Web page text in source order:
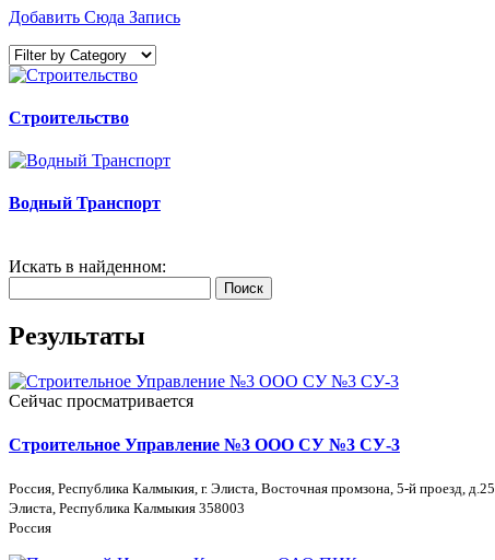
Добавить Сюда Запись
Строительство
Водный Транспорт
Искать в найденном:
Поиск
Результаты
Сейчас просматривается
Строительное Управление №3 ООО СУ №3 СУ-3
Россия, Республика Калмыкия, г. Элиста, Восточная промзона, 5-й проезд, д.25
Элиста, Республика Калмыкия 358003
Россия